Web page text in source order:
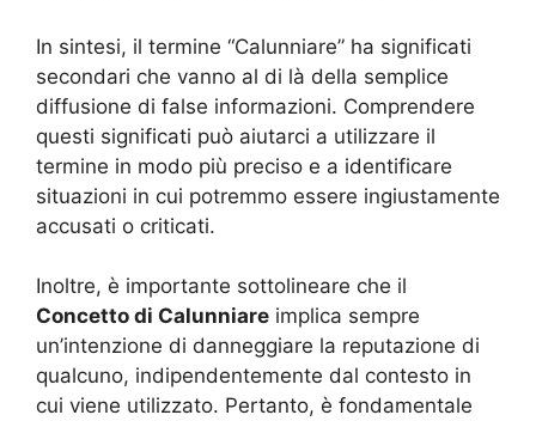
In sintesi, il termine “Calunniare” ha significati
secondari che vanno al di là della semplice
diffusione di false informazioni. Comprendere
questi significati può aiutarci a utilizzare il
termine in modo più preciso e a identificare
situazioni in cui potremmo essere ingiustamente
accusati o criticati.
Inoltre, è importante sottolineare che il
Concetto di Calunniare implica sempre
un’intenzione di danneggiare la reputazione di
qualcuno, indipendentemente dal contesto in
cui viene utilizzato. Pertanto, è fondamentale